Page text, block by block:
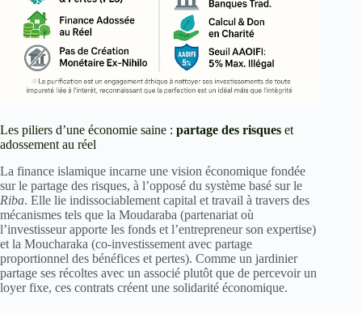
Les piliers d’une économie saine : partage des risques et
adossement au réel
La finance islamique incarne une vision économique fondée
sur le partage des risques, à l’opposé du système basé sur le
Riba. Elle lie indissociablement capital et travail à travers des
mécanismes tels que la Moudaraba (partenariat où
l’investisseur apporte les fonds et l’entrepreneur son expertise)
et la Moucharaka (co-investissement avec partage
proportionnel des bénéfices et pertes). Comme un jardinier
partage ses récoltes avec un associé plutôt que de percevoir un
loyer fixe, ces contrats créent une solidarité économique.